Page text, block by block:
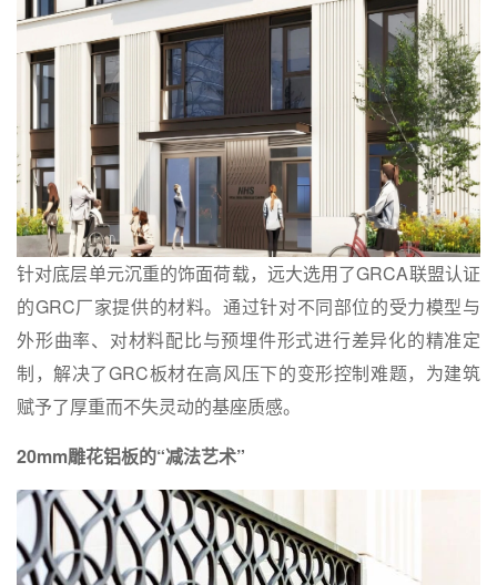
针对底层单元沉重的饰面荷载，远大选用了GRCA联盟认证
的GRC厂家提供的材料。通过针对不同部位的受力模型与
外形曲率、对材料配比与预埋件形式进行差异化的精准定
制，解决了GRC板材在高风压下的变形控制难题，为建筑
赋予了厚重而不失灵动的基座质感。
20mm雕花铝板的“减法艺术”